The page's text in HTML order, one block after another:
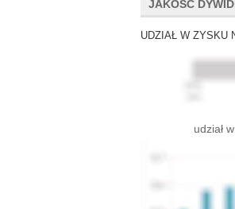
JAKOŚĆ
UDZIAŁ W ZYSKU
udział